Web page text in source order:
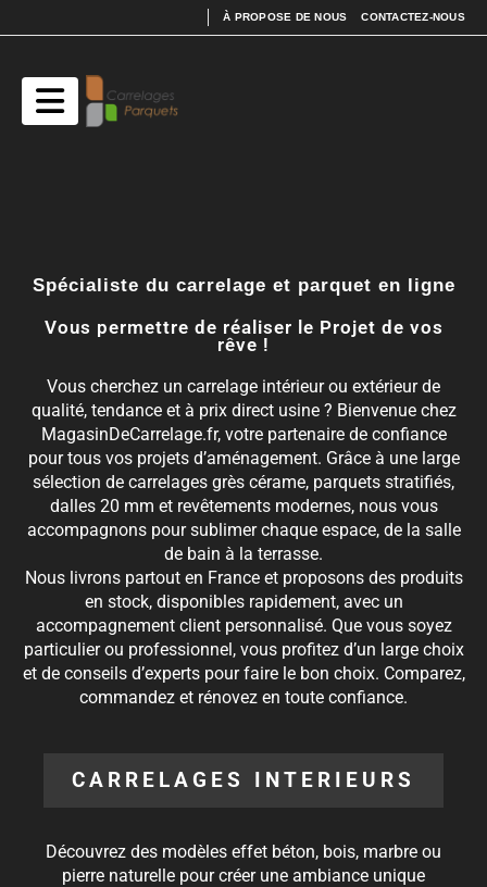
À PROPOSE DE NOUS CONTACTEZ-NOUS
Spécialiste du carrelage et parquet en ligne
Vous permettre de réaliser le Projet de vos
rêve !
Vous cherchez un carrelage intérieur ou extérieur de
qualité, tendance et à prix direct usine ? Bienvenue chez
MagasinDeCarrelage.fr, votre partenaire de confiance
pour tous vos projets d’aménagement. Grâce à une large
sélection de carrelages grès cérame, parquets stratifiés,
dalles 20 mm et revêtements modernes, nous vous
accompagnons pour sublimer chaque espace, de la salle
de bain à la terrasse.
Nous livrons partout en France et proposons des produits
en stock, disponibles rapidement, avec un
accompagnement client personnalisé. Que vous soyez
particulier ou professionnel, vous profitez d’un large choix
et de conseils d’experts pour faire le bon choix. Comparez,
commandez et rénovez en toute confiance.
CARRELAGES INTERIEURS
Découvrez des modèles effet béton, bois, marbre ou
pierre naturelle pour créer une ambiance unique